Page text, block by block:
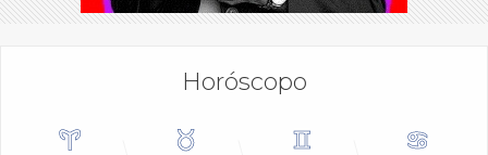
Horóscopo